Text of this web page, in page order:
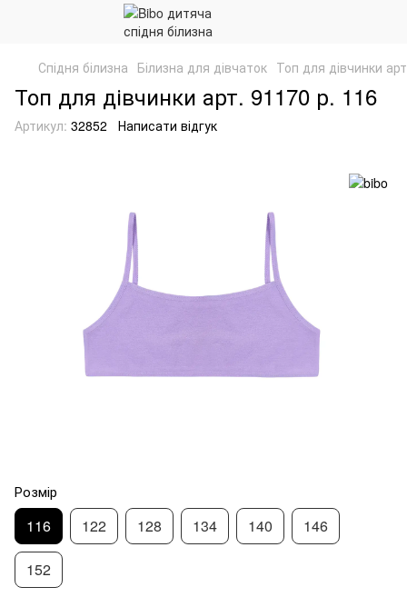
Спідня білизна Білизна для дівчаток Топ для дівчинки
Топ для дівчинки арт. 91170 р. 116
Артикул: 32852 Написати відгук
Розмір
116 122 128 134 140 146
152